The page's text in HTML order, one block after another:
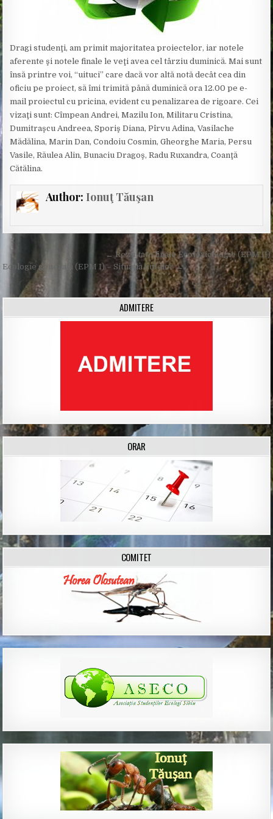
Dragi studenţi, am primit majoritatea proiectelor, iar notele
aferente şi notele finale le veţi avea cel târziu duminică. Mai sunt
însă printre voi, “uituci” care dacă vor altă notă decât cea din
oficiu pe proiect, să îmi trimită până duminică ora 12.00 pe e-
mail proiectul cu pricina, evident cu penalizarea de rigoare. Cei
vizaţi sunt: Cîmpean Andrei, Mazilu Ion, Militaru Cristina,
Dumitraşcu Andreea, Sporiş Diana, Pîrvu Adina, Vasilache
Mădălina, Marin Dan, Condoiu Cosmin, Gheorghe Maria, Persu
Vasile, Răulea Alin, Bunaciu Dragoş, Radu Ruxandra, Coanţă
Cătălina.
Author: Ionuţ Tăuşan
Post
navigation
← Rezultate finale Ecotoxicologie (EPM II)
Ecologie generală (EPM I) – Situaţia notelor →
ADMITERE
ORAR
COMITET